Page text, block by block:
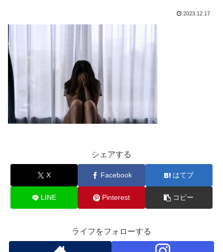
2023.12.17
シェアする
X Facebook はてブ
LINE Pinterest コピー
ライフをフォローする